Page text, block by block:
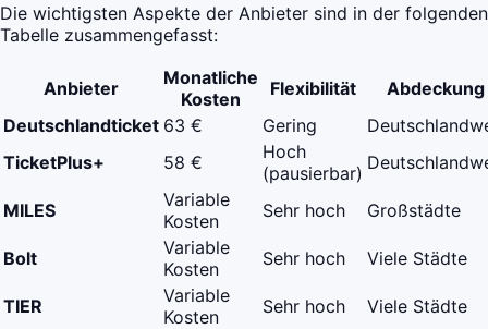
Die wichtigsten Aspekte der Anbieter sind in der folgenden
Tabelle zusammengefasst:
Anbieter
Monatliche
Kosten
Flexibilität
Abdeckung
Deutschlandticket 63 € Gering
TicketPlus+
58 €
Hoch
(pausierbar)
MILES
Variable
Kosten
Sehr hoch Großstädte
Bolt
Variable
Kosten
Sehr hoch Viele Städte
TIER
Variable
Kosten
Sehr hoch Viele Städte